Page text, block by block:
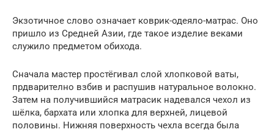
Экзотичное слово означает коврик-одеяло-матрас. Оно
пришло из Средней Азии, где такое изделие веками
служило предметом обихода.
Сначала мастер простёгивал слой хлопковой ваты,
прдварително взбив и распушив натуральное волокно.
Затем на получившийся матрасик надевался чехол из
шёлка, бархата или хлопка для верхней, лицевой
половины. Нижняя поверхность чехла всегда была